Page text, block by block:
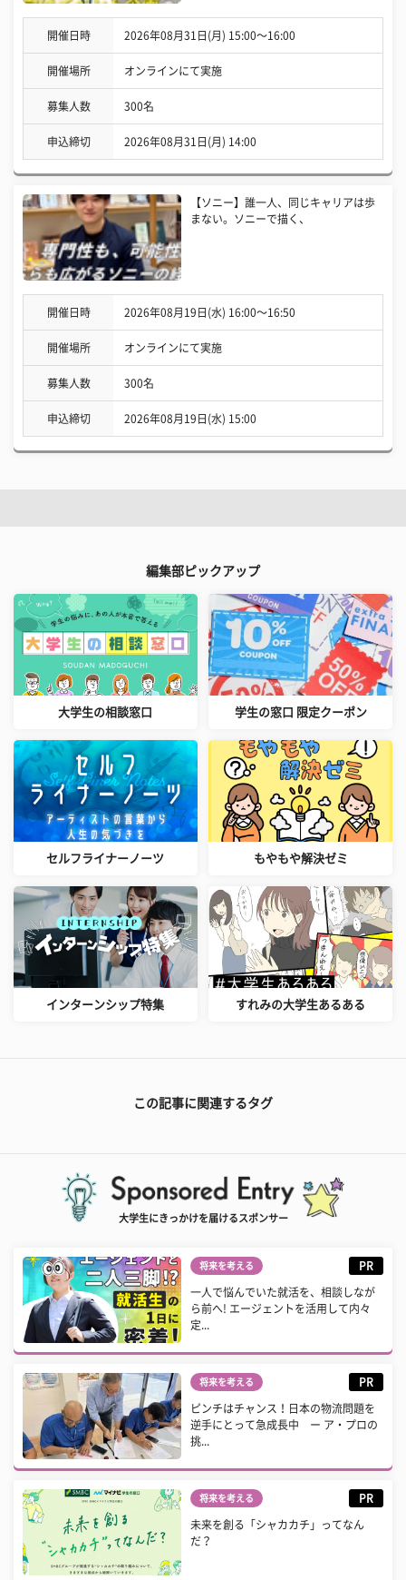
開催日時 2026年08月31日(月) 15:00〜16:00
開催場所 オンラインにて実施
募集人数 300名
申込締切 2026年08月31日(月) 14:00
【ソニー】誰一人、同じキャリアは歩
まない。ソニーで描く、
開催日時 2026年08月19日(水) 16:00〜16:50
開催場所 オンラインにて実施
募集人数 300名
申込締切 2026年08月19日(水) 15:00
編集部ピックアップ
大学生の相談窓口 学生の窓口 限定クーポン
セルフライナーノーツ もやもや解決ゼミ
インターンシップ特集 すれみの大学生あるある
この記事に関連するタグ
大学生にきっかけを届けるスポンサー
将来を考える PR
一人で悩んでいた就活を、相談しなが
ら前へ! エージェントを活用して内々
定...
将来を考える PR
ピンチはチャンス！日本の物流問題を
逆手にとって急成長中 ー ア・プロの
挑...
将来を考える PR
未来を創る「シャカカチ」ってなん
だ？